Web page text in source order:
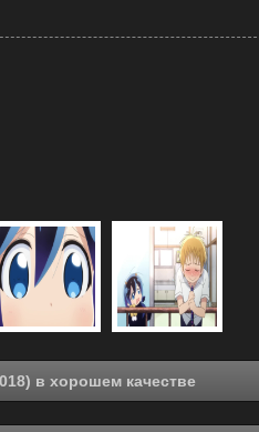
Смотреть онлайн Демон Мэмумэму (2018) в хорошем качестве